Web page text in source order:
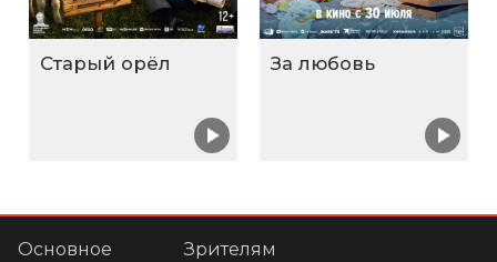
Старый орёл За любовь
Основное
Зрителям